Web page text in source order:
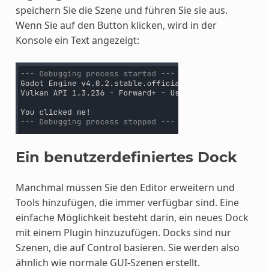
speichern Sie die Szene und führen Sie sie aus.
Wenn Sie auf den Button klicken, wird in der
Konsole ein Text angezeigt:
Ein benutzerdefiniertes Dock
Manchmal müssen Sie den Editor erweitern und
Tools hinzufügen, die immer verfügbar sind. Eine
einfache Möglichkeit besteht darin, ein neues Dock
mit einem Plugin hinzuzufügen. Docks sind nur
Szenen, die auf Control basieren. Sie werden also
ähnlich wie normale GUI-Szenen erstellt.